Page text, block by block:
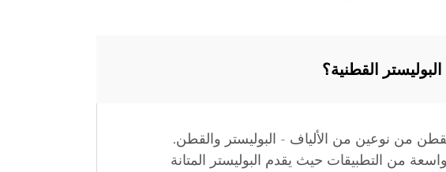
القطنية؟
من نوعين من الألياف - البوليستر والقطن.
من التطبيقات حيث يقدم البوليستر المتانة